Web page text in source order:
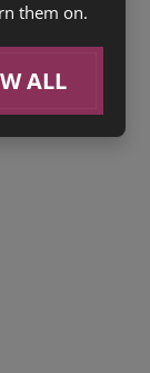
A GREP
TONIKEM
them on.
ALL